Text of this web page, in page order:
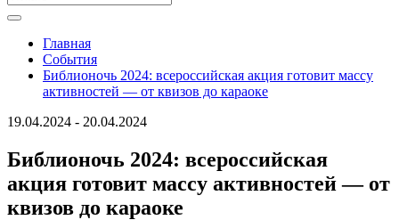
Главная
События
Библионочь 2024: всероссийская акция готовит массу
активностей — от квизов до караоке
19.04.2024 - 20.04.2024
Библионочь 2024: всероссийская
акция готовит массу активностей — от
квизов до караоке